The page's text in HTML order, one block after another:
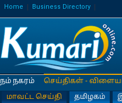
Home Business Directory
நம் நகரம்
செய்திகள் -
மாவட்ட செய்தி
தமிழகம்